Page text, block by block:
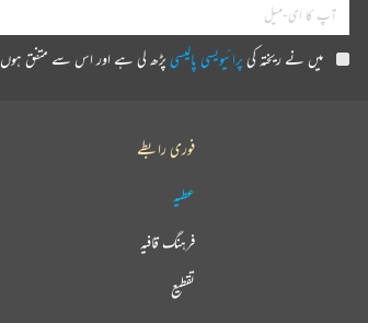
میں نے ریختہ کیپرائیویسی پالیسیپڑھ لی ہے اور اس سے متفق ہوں
فوری رابطے
عطیہ
فرہنگ قافیہ
تقطیع